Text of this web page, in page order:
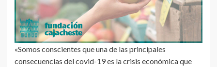
«Somos conscientes que una de las principales
consecuencias del covid-19 es la crisis económica que